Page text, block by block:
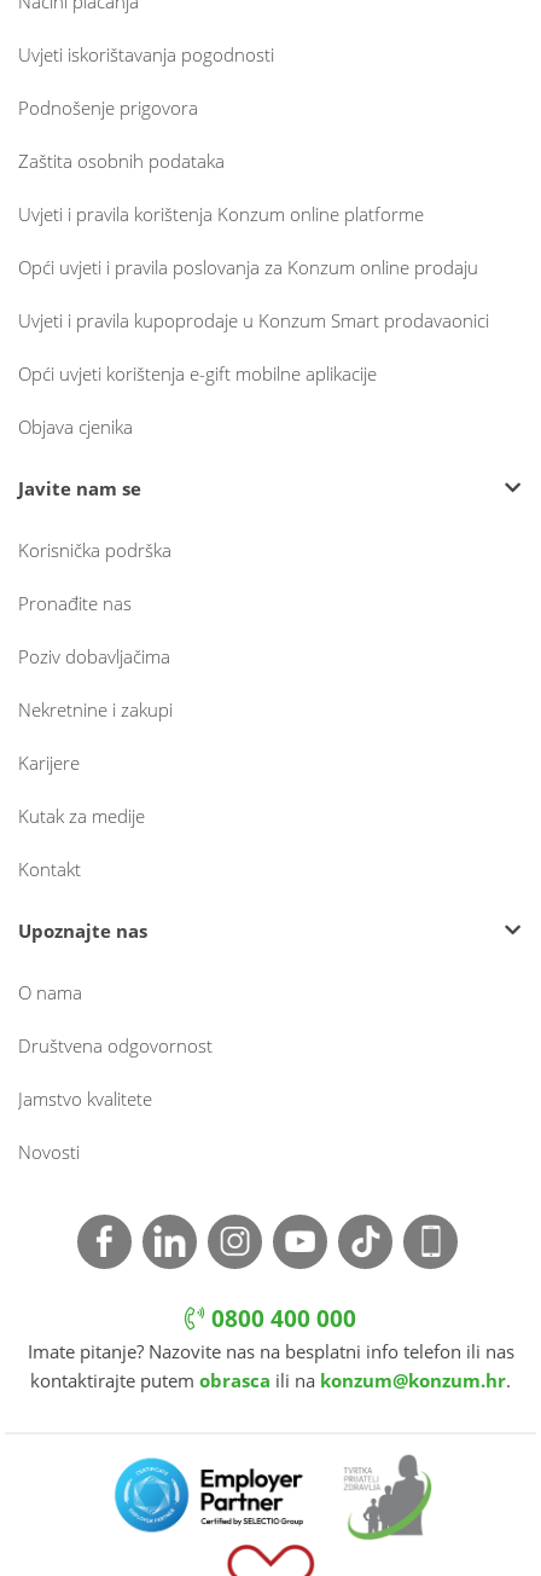
Uvjeti iskorištavanja pogodnosti
Podnošenje prigovora
Zaštita osobnih podataka
Uvjeti i pravila korištenja Konzum online platforme
Opći uvjeti i pravila poslovanja za Konzum online prodaju
Uvjeti i pravila kupoprodaje u Konzum Smart prodavaonici
Opći uvjeti korištenja e-gift mobilne aplikacije
Objava cjenika
Javite nam se
Korisnička podrška
Pronađite nas
Poziv dobavljačima
Nekretnine i zakupi
Karijere
Kutak za medije
Kontakt
Upoznajte nas
O nama
Društvena odgovornost
Jamstvo kvalitete
Novosti
0800 400 000
Imate pitanje? Nazovite nas na besplatni info telefon ili nas
kontaktirajte putem obrasca ili na konzum@konzum.hr.